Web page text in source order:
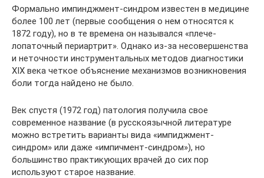
Формально импинджмент-синдром известен в медицине
более 100 лет (первые сообщения о нем относятся к
1872 году), но в те времена он назывался «плече-
лопаточный периартрит». Однако из-за несовершенства
и неточности инструментальных методов диагностики
XIX века четкое объяснение механизмов возникновения
боли тогда найдено не было.
Век спустя (1972 год) патология получила свое
современное название (в русскоязычной литературе
можно встретить варианты вида «импиджмент-
синдром» или даже «импичмент-синдром»), но
большинство практикующих врачей до сих пор
используют старое название.